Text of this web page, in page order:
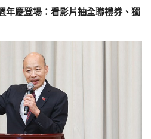
年慶登場：看影片抽全聯禮券、獨